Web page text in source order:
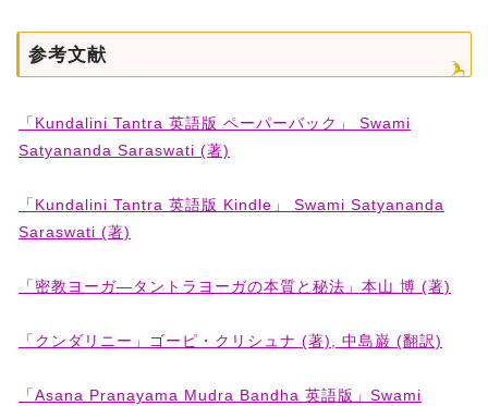
参考文献
「Kundalini Tantra 英語版 ペーパーバック」 Swami
Satyananda Saraswati (著)
「Kundalini Tantra 英語版 Kindle」 Swami Satyananda
Saraswati (著)
「密教ヨーガ―タントラヨーガの本質と秘法」本山 博 (著)
「クンダリニー」ゴーピ・クリシュナ (著), 中島巌 (翻訳)
「Asana Pranayama Mudra Bandha 英語版」Swami